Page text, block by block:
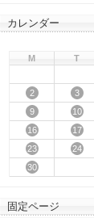
カレンダー
M
T
2
3
9
10
16
17
23
24
30
固定ページ